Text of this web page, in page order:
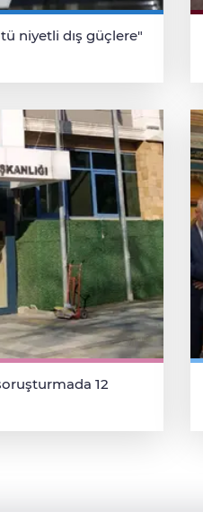
niyetli dış güçlere"
12